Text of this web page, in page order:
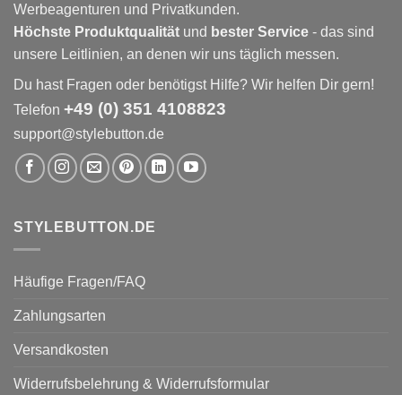
Werbeagenturen und Privatkunden.
Höchste Produktqualität und bester Service - das sind
unsere Leitlinien, an denen wir uns täglich messen.
Du hast Fragen oder benötigst Hilfe? Wir helfen Dir gern!
Telefon +49 (0) 351 4108823
support@stylebutton.de
STYLEBUTTON.DE
Häufige Fragen/FAQ
Zahlungsarten
Versandkosten
Widerrufsbelehrung & Widerrufsformular